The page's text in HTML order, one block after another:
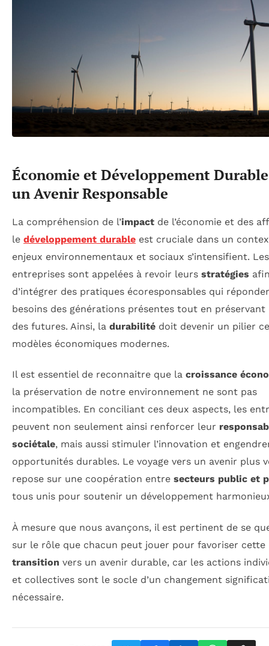
Économie et Développement
un Avenir Responsable
La compréhension de l’impact de l’économie et des
le développement durable est cruciale dans un
enjeux environnementaux et sociaux s’intensifient. Les
entreprises sont appelées à revoir leurs stratégies
d’intégrer des pratiques écoresponsables qui
besoins des générations présentes tout en préservant
des futures. Ainsi, la durabilité doit devenir un pilier
modèles économiques modernes.
Il est essentiel de reconnaitre que la croissance
la préservation de notre environnement ne sont pas
incompatibles. En conciliant ces deux aspects, les
peuvent non seulement ainsi renforcer leur
sociétale, mais aussi stimuler l’innovation et
opportunités durables. Le voyage vers un avenir plus
repose sur une coopération entre secteurs public et
tous unis pour soutenir un développement
À mesure que nous avançons, il est pertinent de se
sur le rôle que chacun peut jouer pour favoriser cette
transition vers un avenir durable, car les actions
et collectives sont le socle d’un changement
nécessaire.